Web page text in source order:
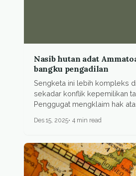
Nasib hutan adat
bangku pengadilan
Sengketa ini lebih kompleks
sekadar konflik kepemilikan
Penggugat mengklaim hak atas
Des 15, 2025 4 min read